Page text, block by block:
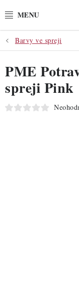
na
POTŘEBY
POMŮCKY
SUROVINY
TÉMATICKÉ
Barvy ve spreji
PME
spreji Pink